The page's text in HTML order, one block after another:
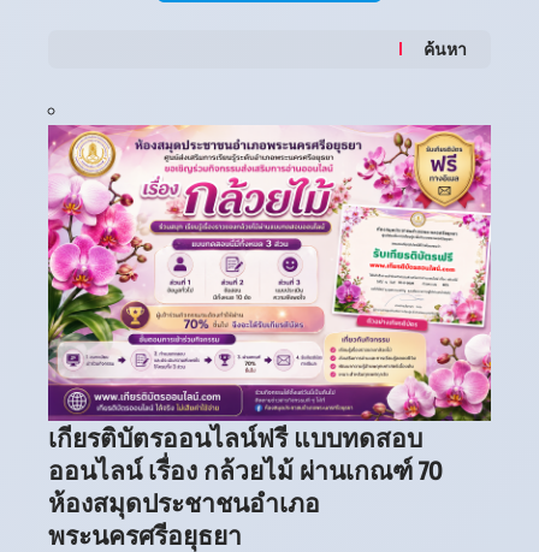
ค้นหา
เกียรติบัตรออนไลน์ฟรี แบบทดสอบ
ออนไลน์ เรื่อง กล้วยไม้ ผ่านเกณฑ์ 70
ห้องสมุดประชาชนอำเภอ
พระนครศรีอยุธยา